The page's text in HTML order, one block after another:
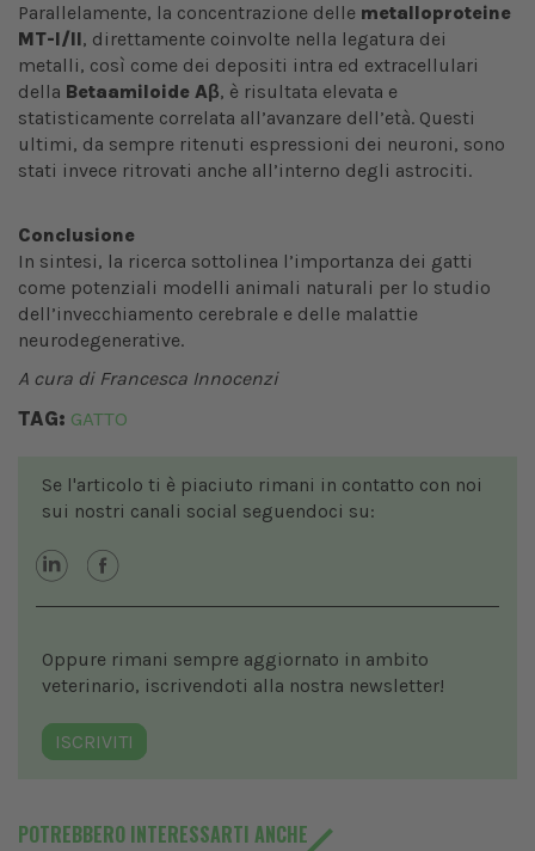
Parallelamente, la concentrazione delle metalloproteine
MT-I/II, direttamente coinvolte nella legatura dei
metalli, così come dei depositi intra ed extracellulari
della Betaamiloide Aβ, è risultata elevata e
statisticamente correlata all’avanzare dell’età. Questi
ultimi, da sempre ritenuti espressioni dei neuroni, sono
stati invece ritrovati anche all’interno degli astrociti.
Conclusione
In sintesi, la ricerca sottolinea l’importanza dei gatti
come potenziali modelli animali naturali per lo studio
dell’invecchiamento cerebrale e delle malattie
neurodegenerative.
A cura di Francesca Innocenzi
TAG: GATTO
Se l'articolo ti è piaciuto rimani in contatto con noi
sui nostri canali social seguendoci su:
Oppure rimani sempre aggiornato in ambito
veterinario, iscrivendoti alla nostra newsletter!
ISCRIVITI
POTREBBERO INTERESSARTI ANCHE